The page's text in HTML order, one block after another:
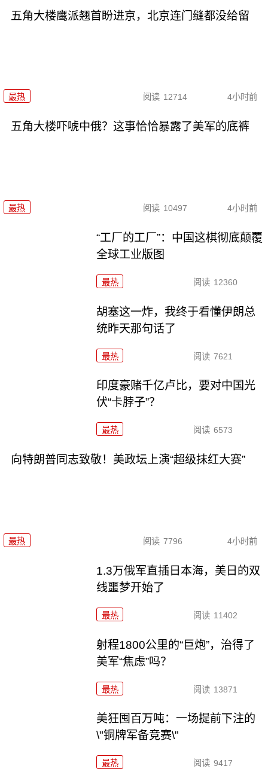
五角大楼鹰派翘首盼进京，北京连门缝都没给留
最热 阅读 12714 4小时前
五角大楼吓唬中俄？这事恰恰暴露了美军的底裤
最热 阅读 10497 4小时前
“工厂的工厂”：中国这棋彻底颠覆
全球工业版图
最热 阅读 12360
胡塞这一炸，我终于看懂伊朗总
统昨天那句话了
最热 阅读 7621
印度豪赌千亿卢比，要对中国光
伏“卡脖子”？
最热 阅读 6573
向特朗普同志致敬！美政坛上演“超级抹红大赛”
最热 阅读 7796 4小时前
1.3万俄军直插日本海，美日的双
线噩梦开始了
最热 阅读 11402
射程1800公里的“巨炮”，治得了
美军“焦虑”吗？
最热 阅读 13871
美狂囤百万吨：一场提前下注的
\"铜牌军备竞赛\"
最热 阅读 9417